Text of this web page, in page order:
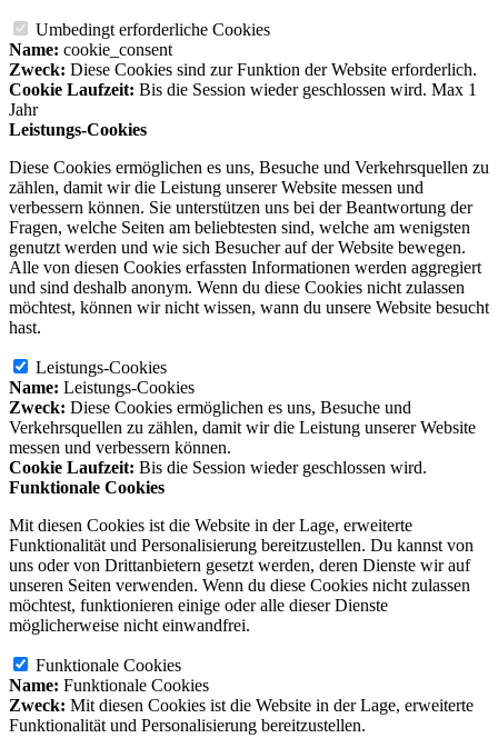
Umbedingt erforderliche Cookies
Name: cookie_consent
Zweck: Diese Cookies sind zur Funktion der Website erforderlich.
Cookie Laufzeit: Bis die Session wieder geschlossen wird. Max 1
Jahr
Leistungs-Cookies
Diese Cookies ermöglichen es uns, Besuche und Verkehrsquellen zu
zählen, damit wir die Leistung unserer Website messen und
verbessern können. Sie unterstützen uns bei der Beantwortung der
Fragen, welche Seiten am beliebtesten sind, welche am wenigsten
genutzt werden und wie sich Besucher auf der Website bewegen.
Alle von diesen Cookies erfassten Informationen werden aggregiert
und sind deshalb anonym. Wenn du diese Cookies nicht zulassen
möchtest, können wir nicht wissen, wann du unsere Website besucht
hast.
Leistungs-Cookies
Name: Leistungs-Cookies
Zweck: Diese Cookies ermöglichen es uns, Besuche und
Verkehrsquellen zu zählen, damit wir die Leistung unserer Website
messen und verbessern können.
Cookie Laufzeit: Bis die Session wieder geschlossen wird.
Funktionale Cookies
Mit diesen Cookies ist die Website in der Lage, erweiterte
Funktionalität und Personalisierung bereitzustellen. Du kannst von
uns oder von Drittanbietern gesetzt werden, deren Dienste wir auf
unseren Seiten verwenden. Wenn du diese Cookies nicht zulassen
möchtest, funktionieren einige oder alle dieser Dienste
möglicherweise nicht einwandfrei.
Funktionale Cookies
Name: Funktionale Cookies
Zweck: Mit diesen Cookies ist die Website in der Lage, erweiterte
Funktionalität und Personalisierung bereitzustellen.